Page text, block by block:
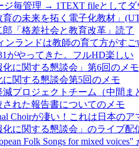
毎管理 → 1TEXT fileとしてダ
育の未来を拓く電子化教材」
「格差社会と教育改革」読了
ンランドは教師の育て方がす
がやってきた。フルHD楽しい
化に関する懇談会」第6回のメ
関する懇談会第5回のメモ
プロジェクトチーム（中間ま
れた報告書についてのメモ
Choirが凄い！これは日本の
化に関する懇談会」のライブ
Folk Songs for mixed